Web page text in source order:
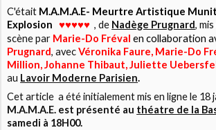
C'était M.A.M.A.E- Meurtre Artistique
Explosion ♥♥♥♥♥ , de Nadège Prugnard,
scène par Marie-Do Frévalen collaboration
Prugnard, avecVéronika Faure, Marie-Do
Million, Johanne Thibaut, Juliette
au Lavoir Moderne Parisien.
Cet article a été initialement mis en ligne le 18
M.A.M.A.E. est présenté au théatre de la
samedi à 18H00.